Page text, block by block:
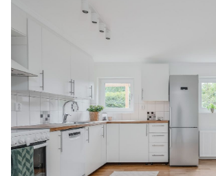
Objektsbeskrivning